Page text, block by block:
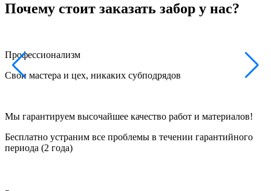
Почему стоит заказать забор у нас?
Профессионализм
Свои мастера и цех, никаких субподрядов
Мы гарантируем высочайшее качество работ и материалов!
Бесплатно устраним все проблемы в течении гарантийного
периода (2 года)